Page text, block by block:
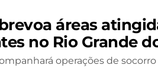
áreas
no Rio Grande
operações de